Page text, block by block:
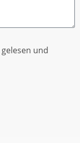
gelesen und